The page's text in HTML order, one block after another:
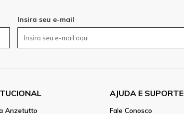
Insira seu e-mail
Anzetutto
AJUDA E SUPORTE
Fale Conosco